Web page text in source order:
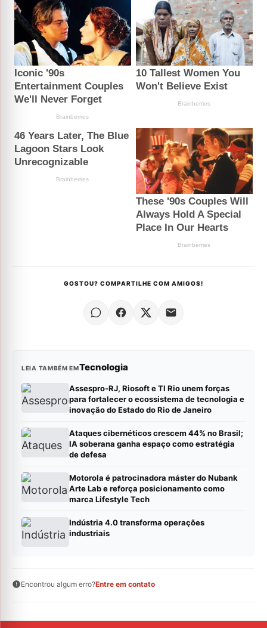
GOSTOU? COMPARTILHE COM AMIGOS!
LEIA TAMBÉM EMTecnologia
Assespro-RJ, Riosoft e TI Rio unem forças
para fortalecer o ecossistema de tecnologia e
inovação do Estado do Rio de Janeiro
Ataques cibernéticos crescem 44% no Brasil;
IA soberana ganha espaço como estratégia
de defesa
Motorola é patrocinadora máster do Nubank
Arte Lab e reforça posicionamento como
marca Lifestyle Tech
Indústria 4.0 transforma operações
industriais
Encontrou algum erro?Entre em contato